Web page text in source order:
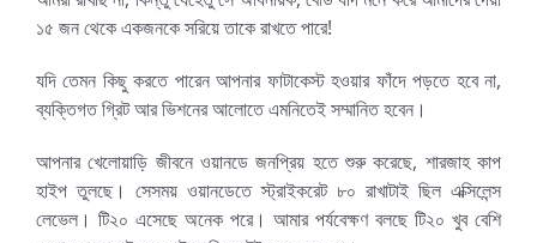
১৫ জন থেকে একজনকে সরিয়ে তাকে রাখতে পারে!
যদি তেমন কিছু করতে পারেন আপনার ফাটাকেস্ট হওয়ার ফাঁদে পড়তে হবে না,
ব্যক্তিগত গ্রিট আর ভিশনের আলোতে এমনিতেই সম্মানিত হবেন।
আপনার খেলোয়াড়ি জীবনে ওয়ানডে জনপ্রিয় হতে শুরু করেছে, শারজাহ কাপ
হাইপ তুলছে। সেসময় ওয়ানডেতে স্ট্রাইকরেট ৮০ রাখাটাই ছিল এক্সিলেন্স
লেভেল। টি২০ এসেছে অনেক পরে। আমার পর্যবেক্ষণ বলছে টি২০ খুব বেশি